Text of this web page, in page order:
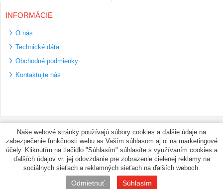
INFORMÁCIE
O nás
Technické dáta
Obchodné podmienky
Kontaktujte nás
Bezpečné platební
metody
Využíváme zasílání
PPL
© PNEUMAX.SK 2026 by
Naše webové stránky používajú súbory cookies a ďalšie údaje na
zabezpečenie funkčnosti webu as Vaším súhlasom aj oi na marketingové
účely. Kliknutím na tlačidlo "Súhlasím" súhlasíte s využívaním cookies a
ďalších údajov vr. jej odovzdanie pre zobrazenie cielenej reklamy na
sociálnych sieťach a reklamných sieťach na ďalších weboch.
Odmietnuť Súhlasím